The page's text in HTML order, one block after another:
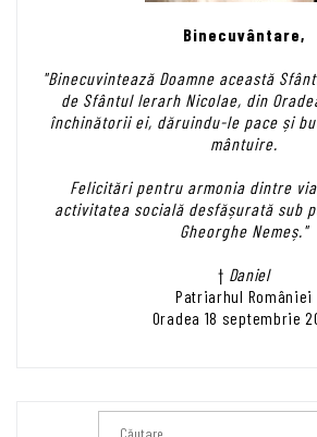
Binecuvântare,
"Binecuvintează Doamne această
de Sfântul Ierarh Nicolae, din
închinătorii ei, dăruindu-le pace și
mântuire.
Felicitări pentru armonia dintre
activitatea socială desfășurată sub
Gheorghe Nemeș."
† Daniel
Patriarhul României
Oradea 18 septembrie